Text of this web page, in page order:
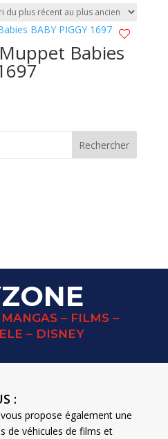
Babies
– FILMS –
– DISNEY
:
propose également une
de véhicules de films et